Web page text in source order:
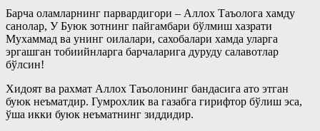
Талоқ китоби
Таҳорат китоби
китоб
Ҳаж китоби
Рамазонга ҳозирдан тайёрланайлик
Рўза
Тарбия
Турли мавзулар
Барча оламларнинг парвардигори – Аллох Таъолога хамду
санолар, У Буюк зотнинг пайгамбари бўлмиш хазрати
Мухаммад ва унинг оилалари, сахобалари хамда уларга
эргашган тобиийнларга барчаларига дуруду салавотлар
бўлсин!
Хидоят ва рахмат Аллох Таъолонинг бандасига ато этган
буюк неъматдир. Гумрохлик ва газабга гирифтор бўлиш эса,
ўша икки буюк неъматнинг зиддидир.